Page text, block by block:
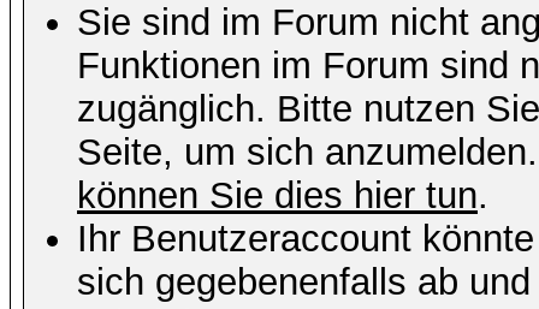
Sie sind im Forum nicht
Funktionen im Forum sind
zugänglich. Bitte nutzen
Seite, um sich
können Sie dies hier tun.
Ihr Benutzeraccount
sich gegebenenfalls ab